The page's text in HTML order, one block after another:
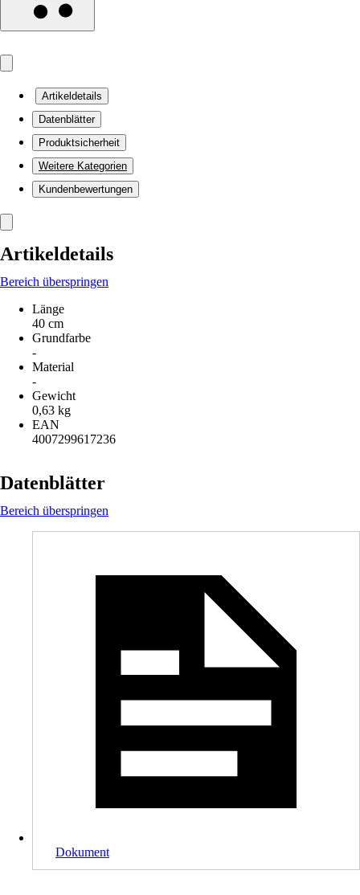
Artikeldetails
Datenblätter
Produktsicherheit
Weitere Kategorien
Kundenbewertungen
Artikeldetails
Bereich überspringen
Länge
40 cm
Grundfarbe
-
Material
-
Gewicht
0,63 kg
EAN
4007299617236
Datenblätter
Bereich überspringen
Dokument